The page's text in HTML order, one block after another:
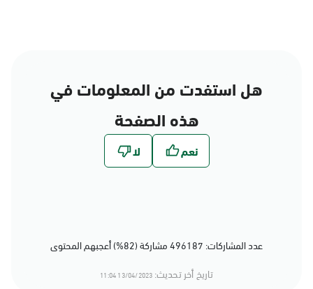
هل استفدت من المعلومات في
هذه الصفحة
عدد المشاركات: 496187 مشاركة (82%) أعجبهم المحتوى
تاريخ أخر تحديث: 13/04/2023 11:04